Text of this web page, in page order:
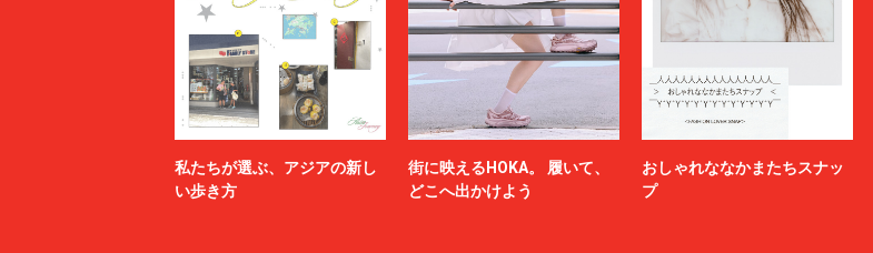
私たちが選ぶ、アジアの新し
い歩き方
街に映えるHOKA。 履いて、
どこへ出かけよう
おしゃれななかまたちスナッ
プ